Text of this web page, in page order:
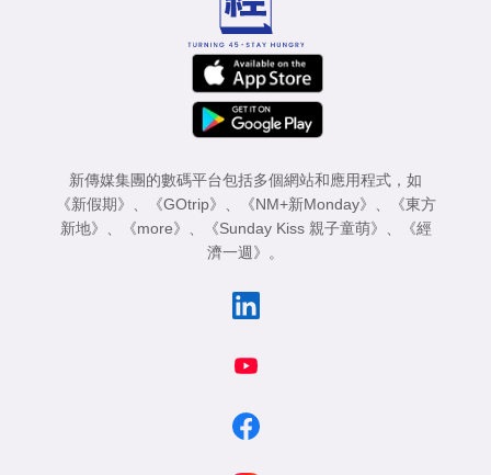
新傳媒集團的數碼平台包括多個網站和應用程式，如
《新假期》
《GOtrip》 《NM+新Monday》
《東方
新地》
《more》 《Sunday Kiss 親子童萌》
《經
濟一週》
。